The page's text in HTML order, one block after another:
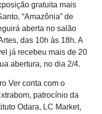
gratuita mais
“Amazônia” de
aberta no salão
das 10h às 18h. A
já recebeu mais de 20
abertura, no dia 2/4.
Ver conta com o
patrocínio da
Odara, LC Market,